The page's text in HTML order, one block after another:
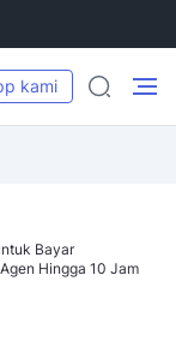
kami
Bayar
Hingga 10 Jam